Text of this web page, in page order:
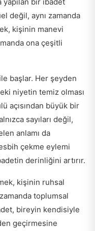
değil, aynı zamanda
kişinin manevi
ona çeşitli
ile başlar. Her şeyden
niyetin temiz olması
açısından büyük bir
sayıları değil,
anlamı da
çekme eylemi
derinliğini artırır.
kişinin ruhsal
toplumsal
bireyin kendisiyle
geçirmesine